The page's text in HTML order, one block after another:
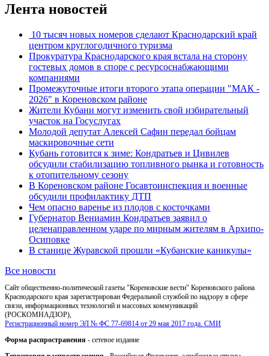
Лента новостей
10 тысяч новых номеров сделают Краснодарский край
центром круглогодичного туризма
Прокуратура Краснодарского края встала на сторону
гостевых домов в споре с ресурсоснабжающими
компаниями
Промежуточные итоги второго этапа операции "МАК -
2026" в Кореновском районе
Жители Кубани могут изменить свой избирательный
участок на Госуслугах
Молодой депутат Алексей Сафин передал бойцам
маскировочные сети
Кубань готовится к зиме: Кондратьев и Цивилев
обсудили стабилизацию топливного рынка и готовность
к отопительному сезону
В Кореновском районе Госавтоинспекция и военные
обсудили профилактику ДТП
Чем опасно варенье из плодов с косточками
Губернатор Вениамин Кондратьев заявил о
целенаправленном ударе по мирным жителям в Архипо-
Осиповке
В станице Журавской прошли «Кубанские каникулы»
Все новости
Сайт общественно-политической газеты "Кореновские вести" Кореновского района
Краснодарского края зарегистрирован Федеральной службой по надзору в сфере
связи, информационных технологий и массовых коммуникаций
(РОСКОМНАДЗОР),
Регистрационный номер ЭЛ № ФС 77-69814 от 29 мая 2017 года. СМИ
Форма распространения - сетевое издание